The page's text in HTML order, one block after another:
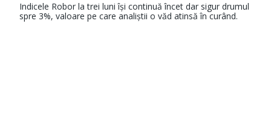
Indicele Robor la trei luni își continuă încet dar sigur drumul
spre 3%, valoare pe care analiștii o văd atinsă în curând.